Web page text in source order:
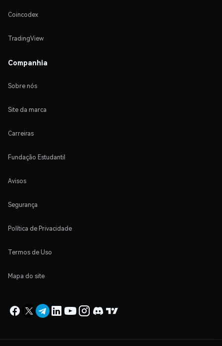
Coincodex
TradingView
Companhia
Sobre nós
Site da marca
Carreiras
Fundação Estudantil
Avisos
Segurança
Política de Privacidade
Termos de Uso
Mapa do site